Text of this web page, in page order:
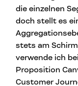
die einzelnen
doch stellt es
stets am
verwende ich
Proposition
Customer